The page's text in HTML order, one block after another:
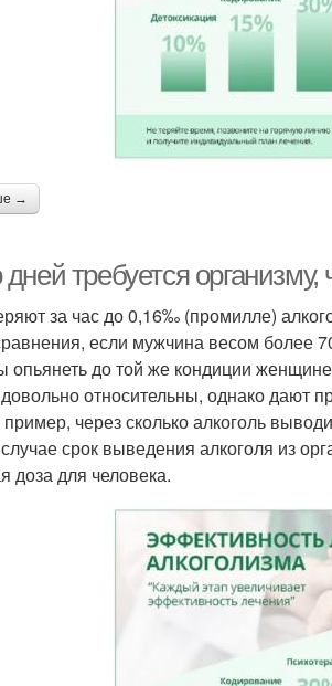
→
требуется
за час до 0,16‰ (промилле)
если мужчина весом более
до той же кондиции
довольно относительны, однако дают
через сколько алкоголь
срок выведения алкоголя из
доза для человека.